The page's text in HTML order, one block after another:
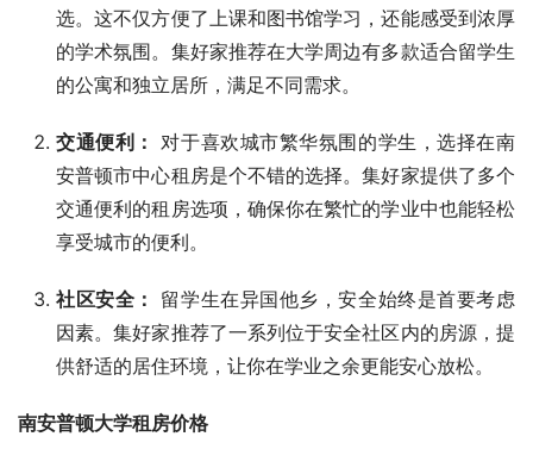
选。这不仅方便了上课和图书馆学习，还能感受到浓厚
的学术氛围。集好家推荐在大学周边有多款适合留学生
的公寓和独立居所，满足不同需求。
交通便利：
对于喜欢城市繁华氛围的学生，选择在南
安普顿市中心租房是个不错的选择。集好家提供了多个
交通便利的租房选项，确保你在繁忙的学业中也能轻松
享受城市的便利。
社区安全：
留学生在异国他乡，安全始终是首要考虑
因素。集好家推荐了一系列位于安全社区内的房源，提
供舒适的居住环境，让你在学业之余更能安心放松。
南安普顿大学租房价格